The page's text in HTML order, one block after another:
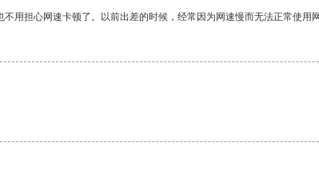
担心网速卡顿了。以前出差的时候，经常因为网速慢而无法正常使用